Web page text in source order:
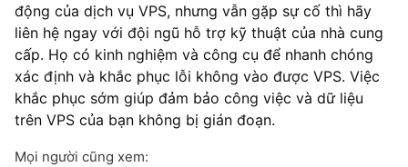
động của dịch vụ VPS, nhưng vẫn gặp sự cố thì hãy
liên hệ ngay với đội ngũ hỗ trợ kỹ thuật của nhà cung
cấp. Họ có kinh nghiệm và công cụ để nhanh chóng
xác định và khắc phục lỗi không vào được VPS. Việc
khắc phục sớm giúp đảm bảo công việc và dữ liệu
trên VPS của bạn không bị gián đoạn.
Mọi người cũng xem: